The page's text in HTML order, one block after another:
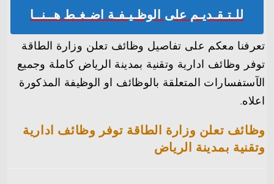
للـتـقـديـم على الوظـيـفـة اضـغـط هــنــا
تعرفنا معكم على تفاصيل وظائف تعلن وزارة الطاقة
توفر وظائف ادارية وتقنية بمدينة الرياض كاملة وجميع
الآستفسارات المتعلقة بالوظائف او الوظيفة المذكورة
اعلاه.
وظائف تعلن وزارة الطاقة توفر وظائف ادارية
وتقنية بمدينة الرياض